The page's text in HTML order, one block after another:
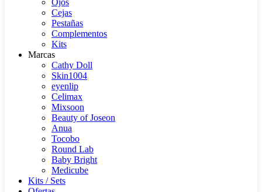
Ojos
Cejas
Pestañas
Complementos
Kits
Marcas
Cathy Doll
Skin1004
eyenlip
Celimax
Mixsoon
Beauty of Joseon
Anua
Tocobo
Round Lab
Baby Bright
Medicube
Kits / Sets